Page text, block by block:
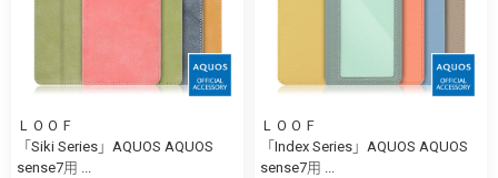
ＬＯＯＦ
「Siki Series」AQUOS AQUOS
sense7用 ...
ＬＯＯＦ
「Index Series」AQUOS AQUOS
sense7用 ...